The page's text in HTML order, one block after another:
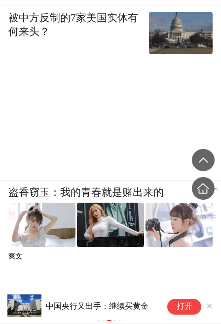
中国央行又出手：继续买黄金
金饰克价大
冰辞职|金
打开
被中方反制的7家美国实体有
何来头？
盗香窃玉：我的青春就是赌出来的
爽文